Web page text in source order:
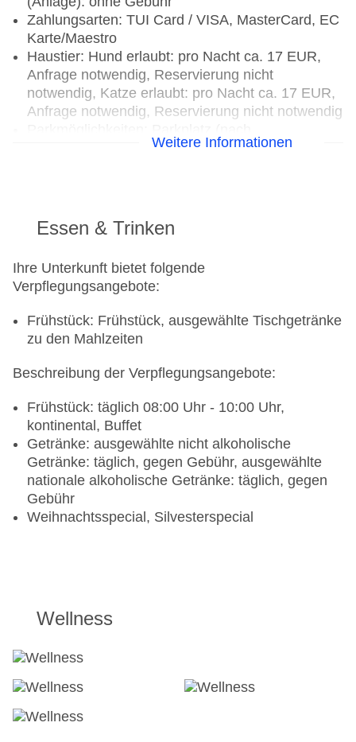
Zahlungsarten: TUI Card / VISA, MasterCard, EC
Karte/Maestro
Haustier: Hund erlaubt: pro Nacht ca. 17 EUR,
Anfrage notwendig, Reservierung nicht
notwendig, Katze erlaubt: pro Nacht ca. 17 EUR,
Anfrage notwendig, Reservierung nicht notwendig
Verfügbarkeit), unbewacht: ohne Gebühr, Anfrage
EUR
Gebäudeanzahl: 1, Etagen: 3, Zimmer: 18,
Nebengebäude: 0, Villen: 0, Appartements: 0,
Bungalows: 0, Studios: 0, Zelte: 0
Landeskategorie: keine Sterneklassifizierung
Weitere Informationen
Essen & Trinken
Ihre Unterkunft bietet folgende
Verpflegungsangebote:
Frühstück: Frühstück, ausgewählte Tischgetränke
zu den Mahlzeiten
Beschreibung der Verpflegungsangebote:
Frühstück: täglich 08:00 Uhr - 10:00 Uhr,
kontinental, Buffet
Getränke: ausgewählte nicht alkoholische
Getränke: täglich, gegen Gebühr, ausgewählte
nationale alkoholische Getränke: täglich, gegen
Gebühr
Weihnachtsspecial, Silvesterspecial
Wellness